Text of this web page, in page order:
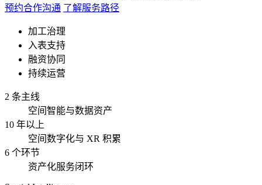
预约合作沟通 了解服务路径
加工治理
入表支持
融资协同
持续运营
2 条主线
空间智能与数据资产
10 年以上
空间数字化与 XR 积累
6 个环节
资产化服务闭环